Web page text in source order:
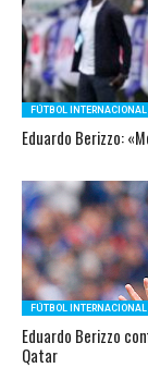
FÚTBOL INTERNACIONAL
Eduardo Berizzo:
FÚTBOL INTERNACIONAL
Eduardo Berizzo
Qatar